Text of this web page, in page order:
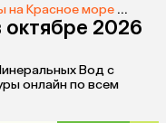
море из Минеральных Вод
2026
Вод с
онлайн по всем